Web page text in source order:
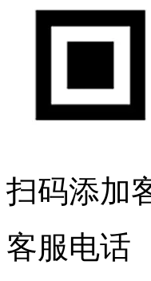
扫码添加
客服电话